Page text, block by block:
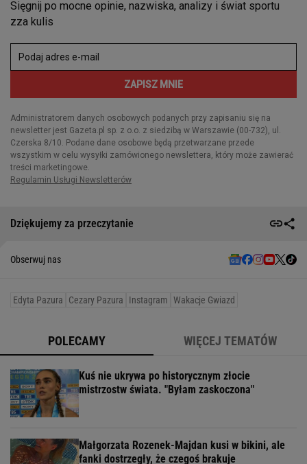
Dziękujemy za przeczytanie
Obserwuj nas
Edyta Pazura Cezary Pazura Instagram Wakacje Gwiazd
POLECAMY WIĘCEJ TEMATÓW
Kuś nie ukrywa po historycznym złocie
mistrzostw świata. "Byłam zaskoczona"
Małgorzata Rozenek-Majdan kusi w bikini, ale
fanki dostrzegły, że czegoś brakuje